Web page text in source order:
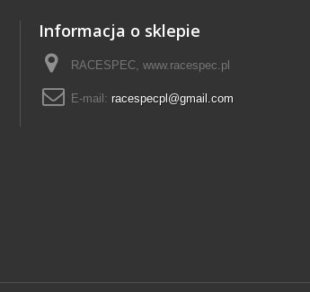
Informacja o sklepie
RACESPEC, www.racespec.pl
E-mail: racespecpl@gmail.com